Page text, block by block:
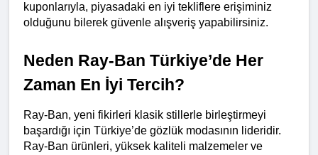
kuponlarıyla, piyasadaki en iyi tekliflere erişiminiz
olduğunu bilerek güvenle alışveriş yapabilirsiniz.
Neden Ray-Ban Türkiye’de Her
Zaman En İyi Tercih?
Ray-Ban, yeni fikirleri klasik stillerle birleştirmeyi
başardığı için Türkiye’de gözlük modasının lideridir.
Ray-Ban ürünleri, yüksek kaliteli malzemeler ve